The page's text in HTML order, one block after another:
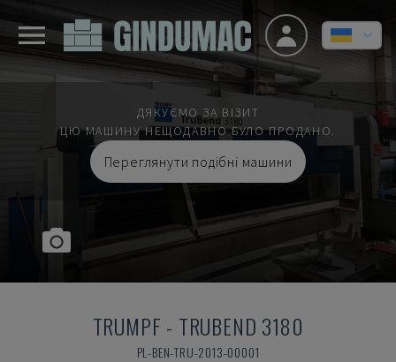
ДЯКУЄМО ЗА ВІЗИТ
ЦЮ МАШИНУ НЕЩОДАВНО БУЛО ПРОДАНО.
Переглянути подібні машини
TRUMPF - TRUBEND 3180
PL-BEN-TRU-2013-00001